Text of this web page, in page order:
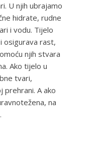
U njih ubrajamo
hidrate, rudne
i vodu. Tijelo
osigurava rast,
njih stvara
Ako tijelo u
tvari,
prehrani. A ako
na